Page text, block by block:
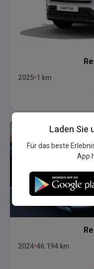
2025 1 km
2024 46.194 km
Laden Sie
Für das beste
App